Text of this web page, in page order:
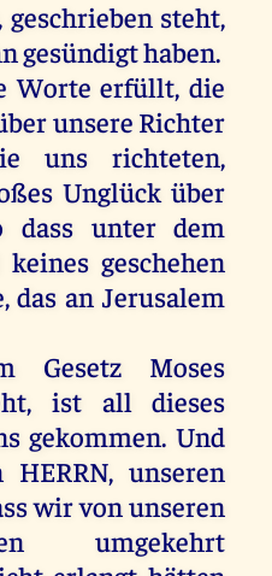
geschrieben steht,
gesündigthaben.
Worte erfüllt,die
unsere Richter
uns richteten,
Unglück über
dass unter dem
keines geschehen
das an Jerusalem
Gesetz
Moses
, ist all dieses
gekommen.Und
HERRN, unseren
wirvonunseren
umgekehrt